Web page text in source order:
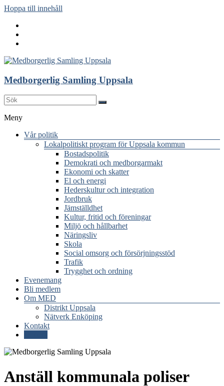
Hoppa till innehåll
Medborgerlig Samling Uppsala
Meny
Vår politik
Lokalpolitiskt program för Uppsala kommun
Bostadspolitik
Demokrati och medborgarmakt
Ekonomi och skatter
El och energi
Hederskultur och integration
Jordbruk
Jämställdhet
Kultur, fritid och föreningar
Miljö och hållbarhet
Näringsliv
Skola
Social omsorg och försörjningsstöd
Trafik
Trygghet och ordning
Evenemang
Bli medlem
Om MED
Distrikt Uppsala
Nätverk Enköping
Kontakt
Anställ kommunala poliser